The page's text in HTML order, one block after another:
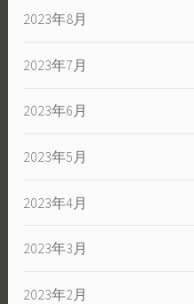
2023年8月
2023年7月
2023年6月
2023年5月
2023年4月
2023年3月
2023年2月